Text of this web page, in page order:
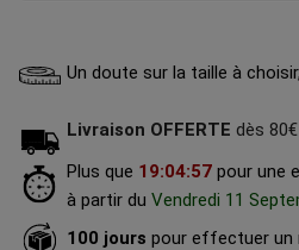
Un doute sur la taille à
Livraison OFFERTE dès
Plus que 19:04:56 pour une
à partir du Vendredi 11
100 jours pour effectuer un